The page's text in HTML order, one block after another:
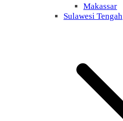
Makassar
Sulawesi Tengah